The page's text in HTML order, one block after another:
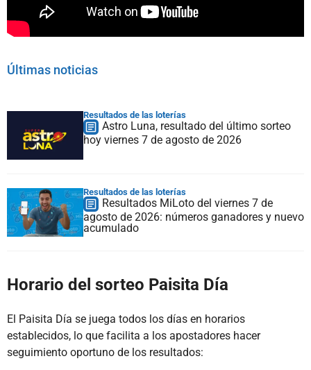
Últimas noticias
Resultados de las loterías
Astro Luna, resultado del último sorteo
hoy viernes 7 de agosto de 2026
Resultados de las loterías
Resultados MiLoto del viernes 7 de
agosto de 2026: números ganadores y nuevo
acumulado
Horario del sorteo Paisita Día
El Paisita Día se juega todos los días en horarios
establecidos, lo que facilita a los apostadores hacer
seguimiento oportuno de los resultados: